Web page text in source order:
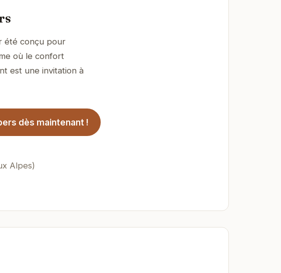
été conçu pour
où le confort
est une invitation à
dès maintenant !
Alpes)